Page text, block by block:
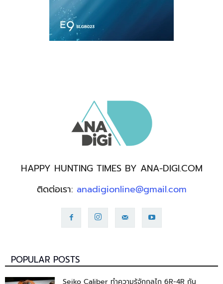
HAPPY HUNTING TIMES BY ANA-DIGI.COM
ติดต่อเรา: anadigionline@gmail.com
POPULAR POSTS
Seiko Caliber ทำความรู้จักกลไก 6R-4R กัน